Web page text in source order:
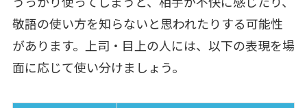
敬語の使い方を知らないと思われたりする可能性
があります。上司・目上の人には、以下の表現を場
面に応じて使い分けましょう。